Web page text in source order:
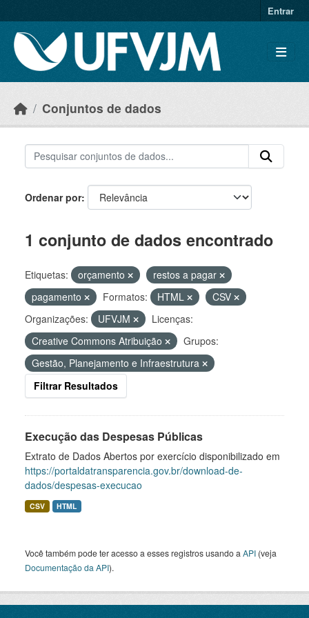
Entrar
Conjuntos de dados
Ordenar por
1 conjunto de dados encontrado
Etiquetas: orçamento
restos a pagar
pagamento
Formatos: HTML
CSV
Organizações:
UFVJM
Licenças:
Creative Commons Atribuição
Grupos:
Gestão, Planejamento e Infraestrutura
Filtrar Resultados
Execução das Despesas Públicas
Extrato de Dados Abertos por exercício disponibilizado em
https://portaldatransparencia.gov.br/download-de-
dados/despesas-execucao
CSV HTML
Você também pode ter acesso a esses registros usando a API (veja
Documentação da API).